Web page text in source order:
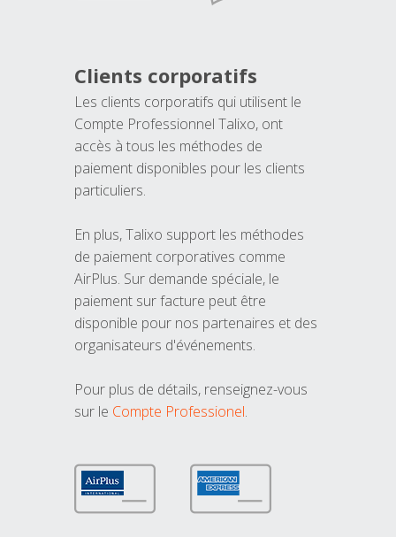
Clients corporatifs
Les clients corporatifs qui utilisent le
Compte Professionnel Talixo, ont
accès à tous les méthodes de
paiement disponibles pour les clients
particuliers.
En plus, Talixo support les méthodes
de paiement corporatives comme
AirPlus. Sur demande spéciale, le
paiement sur facture peut être
disponible pour nos partenaires et des
organisateurs d'événements.
Pour plus de détails, renseignez-vous
sur le Compte Professionel.